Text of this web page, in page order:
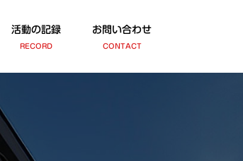
活動の記録
RECORD
お問い合わせ
CONTACT